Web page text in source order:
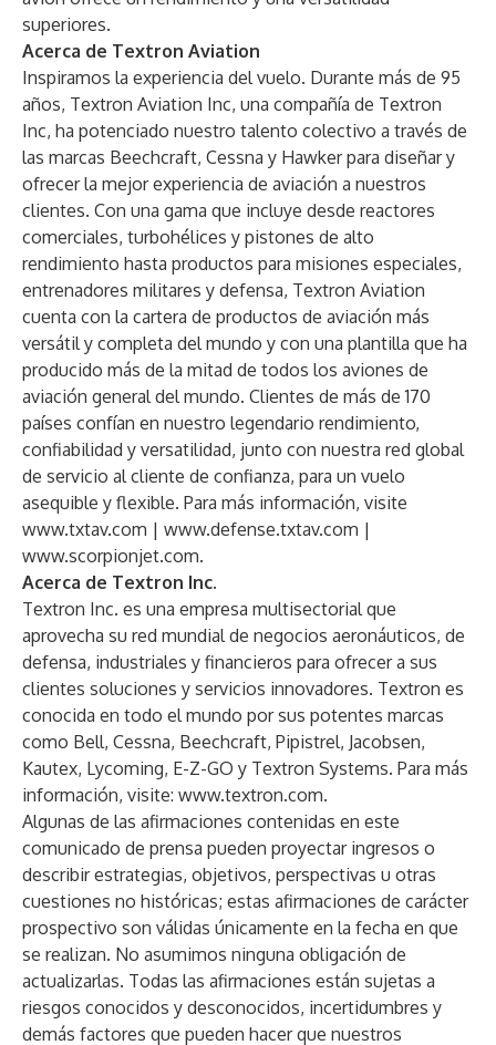
superiores.
Acerca de Textron Aviation
Inspiramos la experiencia del vuelo. Durante más de 95
años, Textron Aviation Inc, una compañía de Textron
Inc, ha potenciado nuestro talento colectivo a través de
las marcas Beechcraft, Cessna y Hawker para diseñar y
ofrecer la mejor experiencia de aviación a nuestros
clientes. Con una gama que incluye desde reactores
comerciales, turbohélices y pistones de alto
rendimiento hasta productos para misiones especiales,
entrenadores militares y defensa, Textron Aviation
cuenta con la cartera de productos de aviación más
versátil y completa del mundo y con una plantilla que ha
producido más de la mitad de todos los aviones de
aviación general del mundo. Clientes de más de 170
países confían en nuestro legendario rendimiento,
confiabilidad y versatilidad, junto con nuestra red global
de servicio al cliente de confianza, para un vuelo
asequible y flexible. Para más información, visite
www.txtav.com | www.defense.txtav.com |
www.scorpionjet.com.
Acerca de Textron Inc.
Textron Inc. es una empresa multisectorial que
aprovecha su red mundial de negocios aeronáuticos, de
defensa, industriales y financieros para ofrecer a sus
clientes soluciones y servicios innovadores. Textron es
conocida en todo el mundo por sus potentes marcas
como Bell, Cessna, Beechcraft, Pipistrel, Jacobsen,
Kautex, Lycoming, E-Z-GO y Textron Systems. Para más
información, visite: www.textron.com.
Algunas de las afirmaciones contenidas en este
comunicado de prensa pueden proyectar ingresos o
describir estrategias, objetivos, perspectivas u otras
cuestiones no históricas; estas afirmaciones de carácter
prospectivo son válidas únicamente en la fecha en que
se realizan. No asumimos ninguna obligación de
actualizarlas. Todas las afirmaciones están sujetas a
riesgos conocidos y desconocidos, incertidumbres y
demás factores que pueden hacer que nuestros